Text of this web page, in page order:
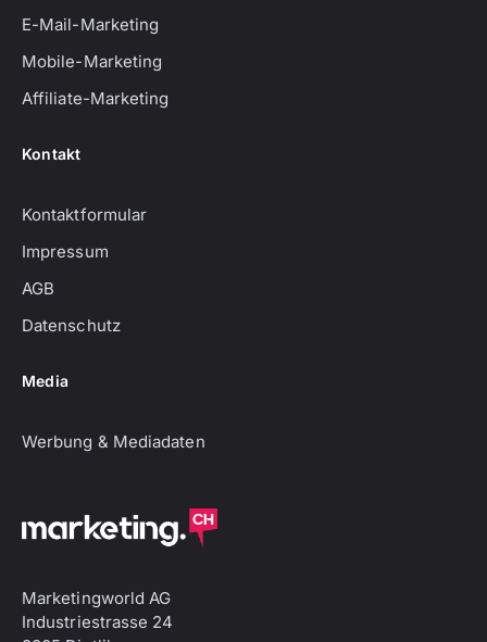
E-Mail-Marketing
Mobile-Marketing
Affiliate-Marketing
Kontakt
Kontaktformular
Impressum
AGB
Datenschutz
Media
Werbung & Mediadaten
Marketingworld AG
Industriestrasse 24